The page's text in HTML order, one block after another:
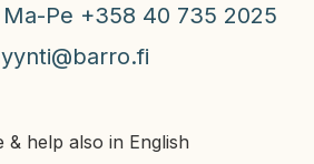
Pe +358 40 735 2025
& help also in English